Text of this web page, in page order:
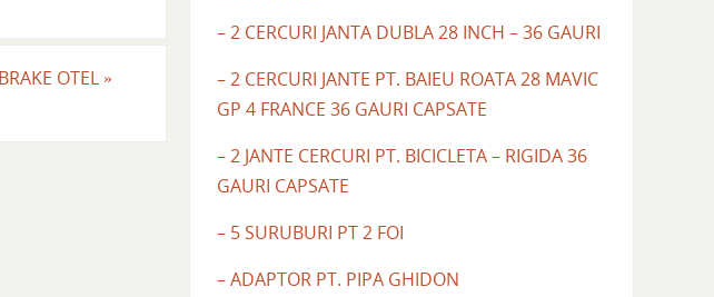
OTEL »
– 2 CERCURI JANTA DUBLA 28 INCH – 36 GAURI
– 2 CERCURI JANTE PT. BAIEU ROATA 28 MAVIC
GP 4 FRANCE 36 GAURI CAPSATE
– 2 JANTE CERCURI PT. BICICLETA – RIGIDA 36
GAURI CAPSATE
– 5 SURUBURI PT 2 FOI
– ADAPTOR PT. PIPA GHIDON